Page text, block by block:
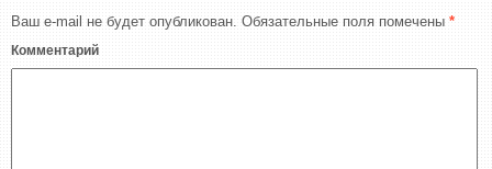
Ваш e-mail не будет опубликован. Обязательные поля помечены *
Комментарий